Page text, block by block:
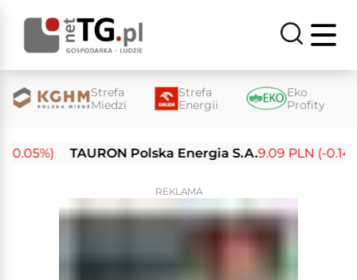
Strefa
Miedzi
Strefa
Energii
Eko
Profity
TAURON Polska Energia S.A.9.09 PLN (-0.14%)
REKLAMA